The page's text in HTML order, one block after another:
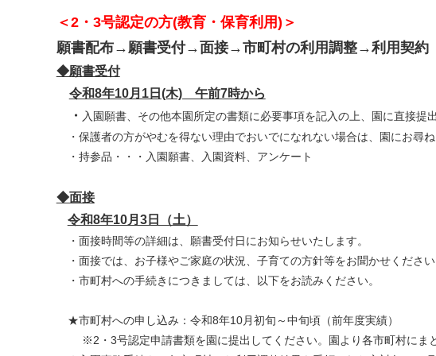
＜2・3号認定の方(教育・保育利用)＞
願書配布→願書受付→ 面接→市町村の利用調整→利用契約
◆願書受付
令和8年10月1日(木) 午前7時から
・ 入園願書、その他本園所定の書類に必要事項を記入の上、園に直接提
・ 保護者の方がやむを得ない理由でおいでになれない場合は、園にお尋ね
・ 持参品・・・入園願書、入園資料、アンケート
◆面接
令和8年10月3日（土）
・面接時間等の詳細は、願書受付日にお知らせいたします。
・面接では、お子様やご家庭の状況、子育ての方針等をお聞かせください
・市町村への手続きにつきましては、以下をお読みください。
★市町村への申し込み：令和8年10月初旬～中旬頃（前年度実績）
※2・3号認定申請書類を園に提出してください。園より各市町村にまと